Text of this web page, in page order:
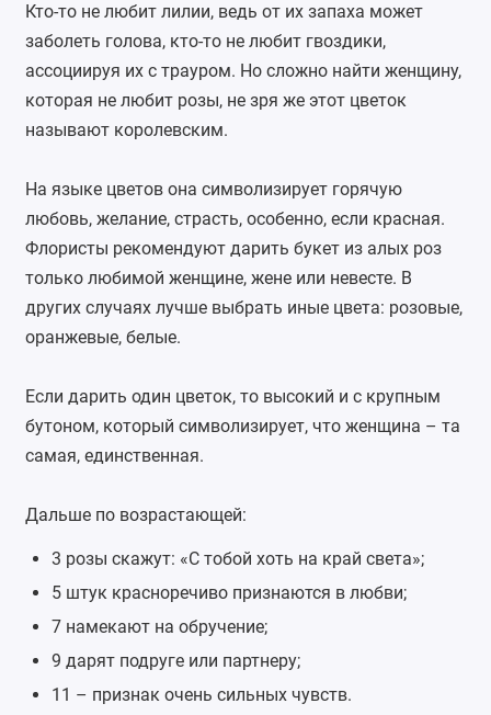
Кто-то не любит лилии, ведь от их запаха может
заболеть голова, кто-то не любит гвоздики,
ассоциируя их с трауром. Но сложно найти женщину,
которая не любит розы, не зря же этот цветок
называют королевским.
На языке цветов она символизирует горячую
любовь, желание, страсть, особенно, если красная.
Флористы рекомендуют дарить букет из алых роз
только любимой женщине, жене или невесте. В
других случаях лучше выбрать иные цвета: розовые,
оранжевые, белые.
Если дарить один цветок, то высокий и с крупным
бутоном, который символизирует, что женщина – та
самая, единственная.
Дальше по возрастающей:
3 розы скажут: «С тобой хоть на край света»;
5 штук красноречиво признаются в любви;
7 намекают на обручение;
9 дарят подруге или партнеру;
11 – признак очень сильных чувств.